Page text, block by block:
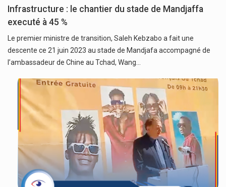
Infrastructure : le chantier du stade de Mandjaffa
executé à 45 %
Le premier ministre de transition, Saleh Kebzabo a fait une
descente ce 21 juin 2023 au stade de Mandjafa accompagné de
l’ambassadeur de Chine au Tchad, Wang…